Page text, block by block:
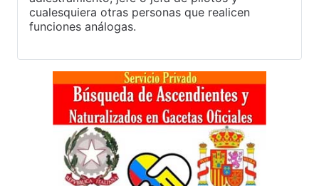
cualesquiera otras personas que realicen
funciones análogas.